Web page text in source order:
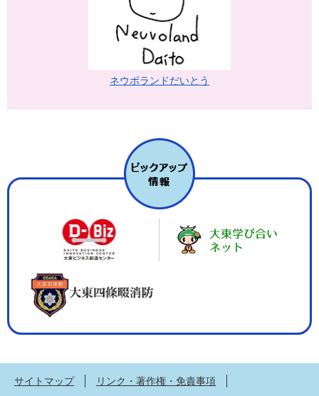
ネウボランドだいとう
サイトマップ
リンク・著作権・免責事項